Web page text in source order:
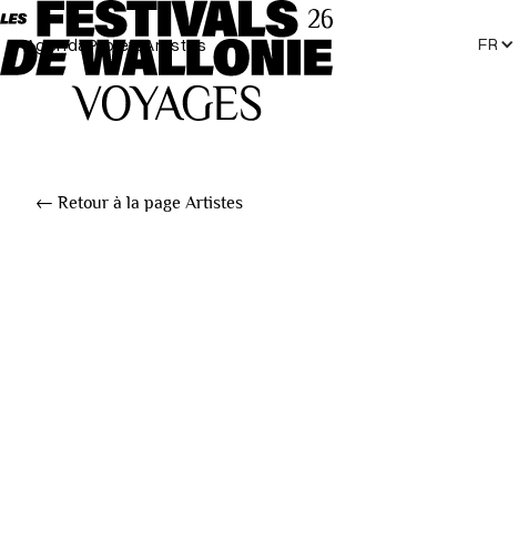
AgendaProjetsArtistes FR
← Retour à la page Artistes